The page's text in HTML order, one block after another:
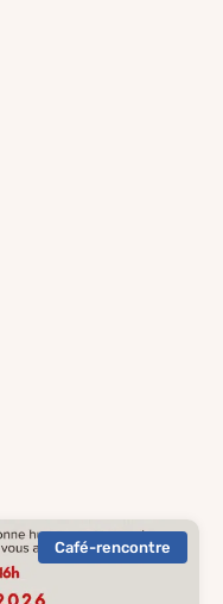
Café-rencontre